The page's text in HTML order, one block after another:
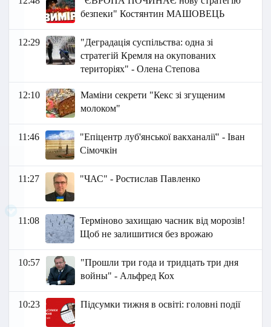
безпеки" Костянтин МАШОВЕЦЬ
12:29
"Деградація суспільства: одна зі
стратегій Кремля на окупованих
територіях" - Олена Степова
12:10
Маміни секрети "Кекс зі згущеним
молоком"
11:46
"Епіцентр луб'янської вакханалії" - Іван
Сі мочкін
11:27 "ЧАС" - Ростислав Павленко
11:08
Терміново захищаю часник від морозів!
Щоб не залишитися без врожаю
10:57
"Прошли три года и тридцать три дня
войны" - Альфред Кох
10:23 Підсумки тижня в освіті: головні події